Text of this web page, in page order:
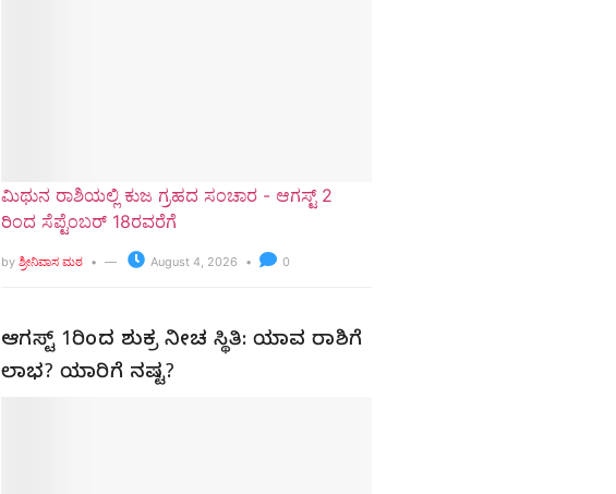
ಮಿಥುನ ರಾಶಿಯಲ್ಲಿ ಕುಜ ಗ್ರಹದ ಸಂಚಾರ - ಆಗಸ್ಟ್ 2
ರಿಂದ ಸೆಪ್ಟೆಂಬರ್ 18ರವರೆಗೆ
by ಶ್ರೀನಿವಾಸ ಮಠ August 4, 2026 0
ಆಗಸ್ಟ್ 1ರಿಂದ ಶುಕ್ರ ನೀಚ ಸ್ಥಿತಿ: ಯಾವ ರಾಶಿಗೆ
ಲಾಭ? ಯಾರಿಗೆ ನಷ್ಟ?